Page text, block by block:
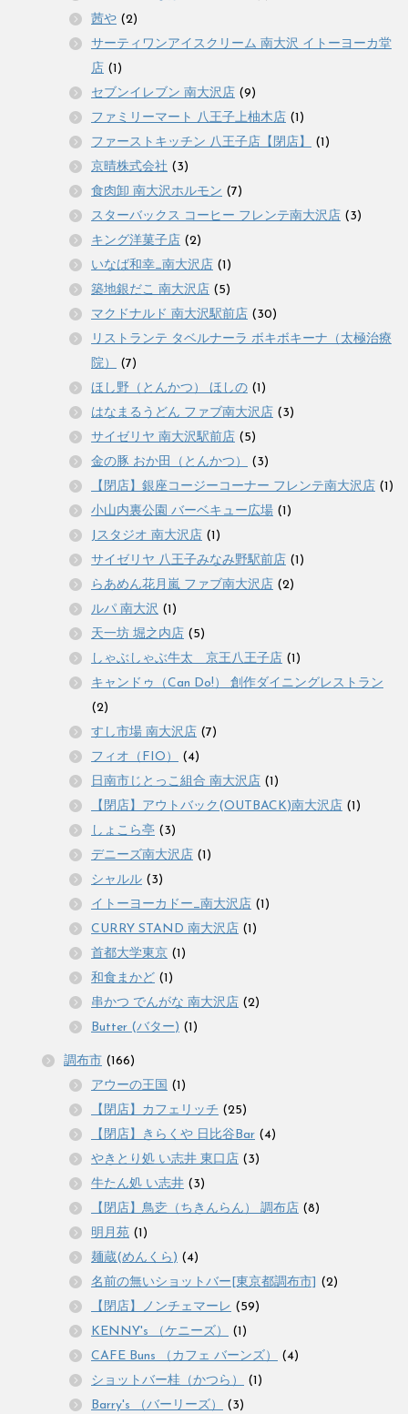
茜や (2)
サーティワンアイスクリーム 南大沢 イトーヨーカ堂
店 (1)
セブンイレブン 南大沢店 (9)
ファミリーマート 八王子上柚木店 (1)
ファーストキッチン 八王子店【閉店】
(1)
京晴株式会社 (3)
食肉卸 南大沢ホルモン (7)
スターバックス コーヒー フレンテ南大沢店 (3)
キング洋菓子店 (2)
いなば和幸_南大沢店 (1)
築地銀だこ 南大沢店 (5)
マクドナルド 南大沢駅前店 (30)
リストランテ タベルナーラ ボキボキーナ（太極治療
院）
(7)
ほし野（とんかつ） ほしの (1)
はなまるうどん ファブ南大沢店 (3)
サイゼリヤ 南大沢駅前店 (5)
金の豚 おか田（とんかつ）
(3)
【閉店】銀座コージーコーナー フレンテ南大沢店 (1)
小山内裏公園 バーベキュー広場 (1)
Jスタジオ 南大沢店 (1)
サイゼリヤ 八王子みなみ野駅前店 (1)
らあめん花月嵐 ファブ南大沢店 (2)
ルパ 南大沢 (1)
天一坊 堀之内店 (5)
しゃぶしゃぶ牛太 京王八王子店 (1)
キャンドゥ（Can Do!） 創作ダイニングレストラン
(2)
すし市場 南大沢店 (7)
フィオ（FIO）
(4)
日南市じとっこ組合 南大沢店 (1)
【閉店】アウトバック(OUTBACK)南大沢店 (1)
しょこら亭 (3)
デニーズ南大沢店 (1)
シャルル (3)
イトーヨーカドー_南大沢店 (1)
CURRY STAND 南大沢店 (1)
首都大学東京 (1)
和食まかど (1)
串かつ でんがな 南大沢店 (2)
Butter (バター) (1)
調布市 (166)
アウーの王国 (1)
【閉店】カフェリッチ (25)
【閉店】きらくや 日比谷Bar (4)
やきとり処 い志井 東口店 (3)
牛たん処 い志井 (3)
【閉店】鳥赱（ちきんらん） 調布店 (8)
明月苑 (1)
麺蔵(めんくら) (4)
名前の無いショットバー[東京都調布市]
(2)
【閉店】ノンチェマーレ (59)
KENNY's （ケニーズ）
(1)
CAFE Buns （カフェ バーンズ）
(4)
ショットバー桂（かつら）
(1)
Barry's （バーリーズ）
(3)